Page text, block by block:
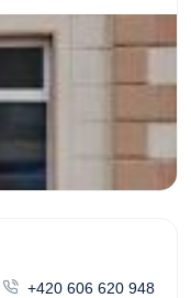
+420 606 620 948